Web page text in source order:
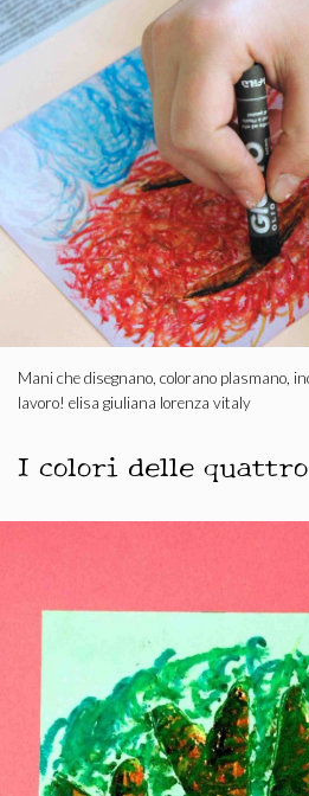
Mani che disegnano, colorano plasmano,
lavoro! elisa giuliana lorenza vitaly
I colori delle